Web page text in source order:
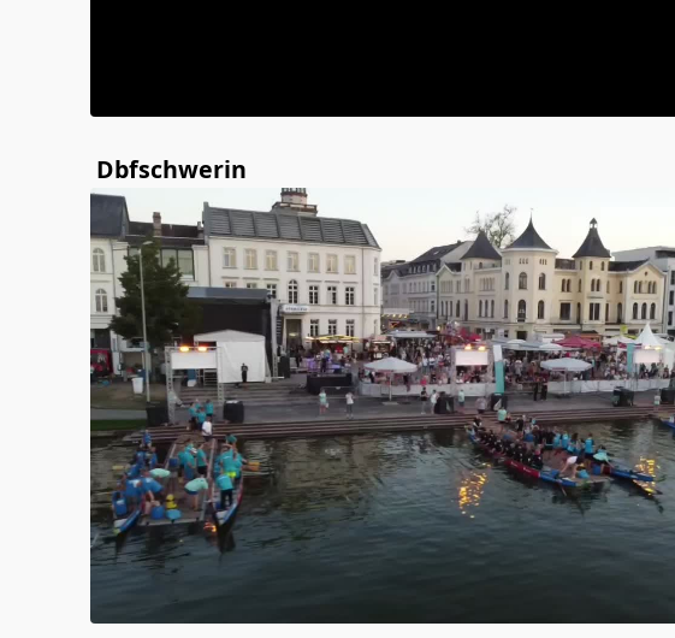
Dbfschwerin